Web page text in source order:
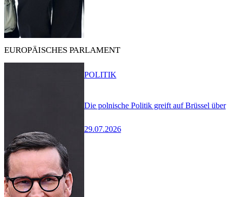
EUROPÄISCHES PARLAMENT
Die polnische Politik greift auf Brüssel über
29.07.2026
POLITIK